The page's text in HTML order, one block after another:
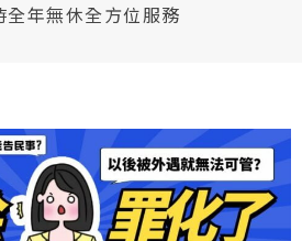
全年無休全方位服務